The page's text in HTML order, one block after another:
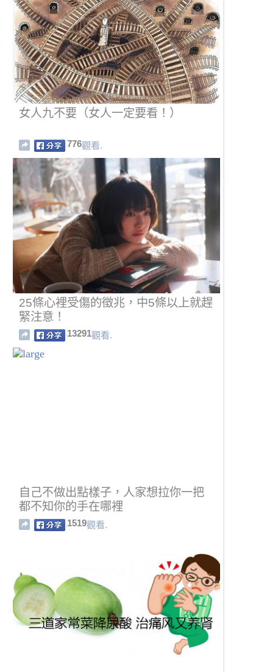
女人九不要（女人一定要看！）
776觀看.
25條心裡受傷的徵兆，中5條以上就趕
緊注意！
13291觀看.
自己不做出點樣子，人家想拉你一把
都不知你的手在哪裡
1519觀看.